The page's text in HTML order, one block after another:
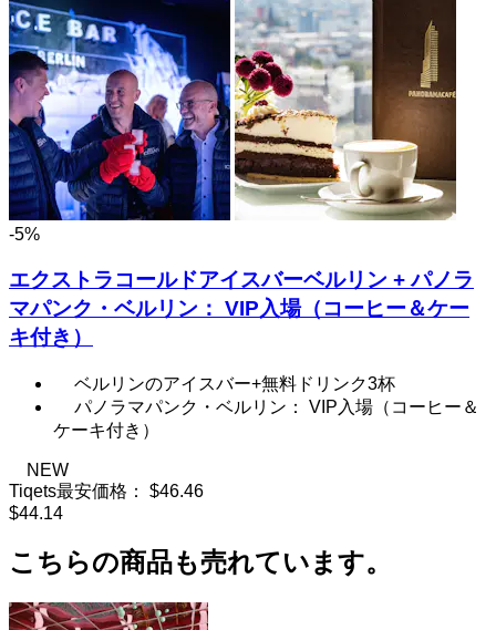
-5%
エクストラコールドアイスバーベルリン + パノラ
マパンク・ベルリン： VIP入場（コーヒー＆ケー
キ付き）
ベルリンのアイスバー+無料ドリンク3杯
パノラマパンク・ベルリン： VIP入場（コーヒー＆
ケーキ付き）
NEW
Tiqets最安価格：
$46.46
$44.14
こちらの商品も売れています。